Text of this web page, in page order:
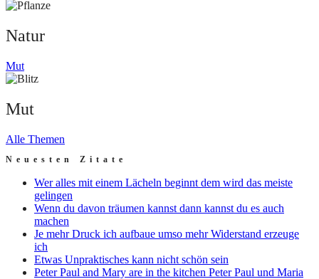
Natur
Mut
Mut
Alle Themen
Neuesten Zitate
Wer alles mit einem Lächeln beginnt dem wird das meiste
gelingen
Wenn du davon träumen kannst dann kannst du es auch
machen
Je mehr Druck ich aufbaue umso mehr Widerstand erzeuge
ich
Etwas Unpraktisches kann nicht schön sein
Peter Paul and Mary are in the kitchen Peter Paul und Maria